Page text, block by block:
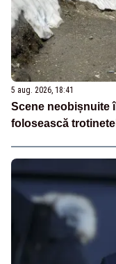
5 aug. 2026, 18:41
Scene neobișnuite
folosească